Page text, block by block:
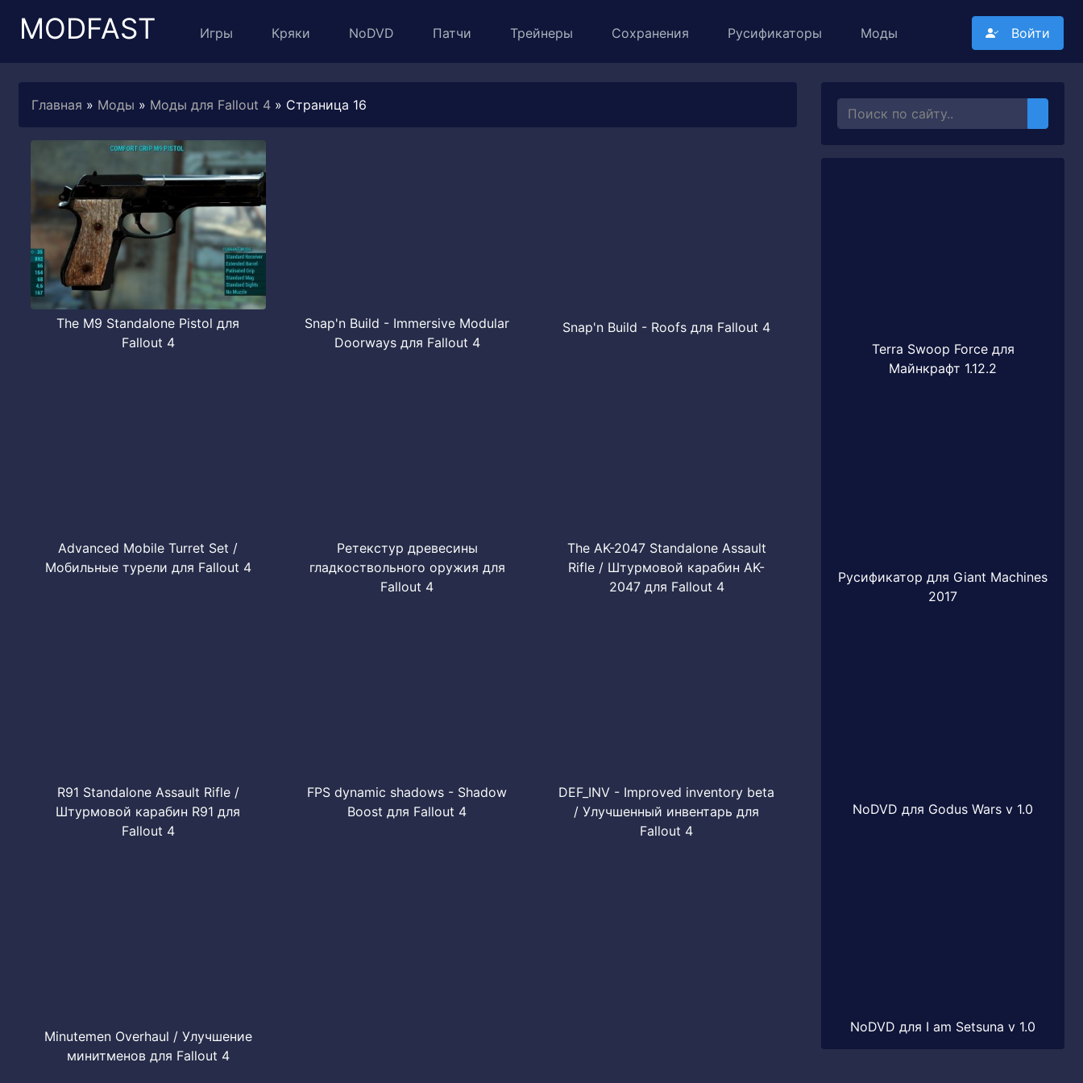
MODFAST Игры Кряки NoDVD Патчи Трейнеры Сохранения Русификаторы Моды Войти
Главная » Моды » Моды для Fallout 4 » Страница 16
The M9 Standalone Pistol для
Fallout 4
Snap'n Build - Immersive Modular
Doorways для Fallout 4
Snap'n Build - Roofs для Fallout 4
Advanced Mobile Turret Set /
Мобильные турели для Fallout 4
Ретекстур древесины
гладкоствольного оружия для
Fallout 4
The AK-2047 Standalone Assault
Rifle / Штурмовой карабин AK-
2047 для Fallout 4
R91 Standalone Assault Rifle /
Штурмовой карабин R91 для
Fallout 4
FPS dynamic shadows - Shadow
Boost для Fallout 4
DEF_INV - Improved inventory beta
/ Улучшенный инвентарь для
Fallout 4
Minutemen Overhaul / Улучшение
минитменов для Fallout 4
Terra Swoop Force для
Майнкрафт 1.12.2
Русификатор для Giant Machines
2017
NoDVD для Godus Wars v 1.0
NoDVD для I am Setsuna v 1.0